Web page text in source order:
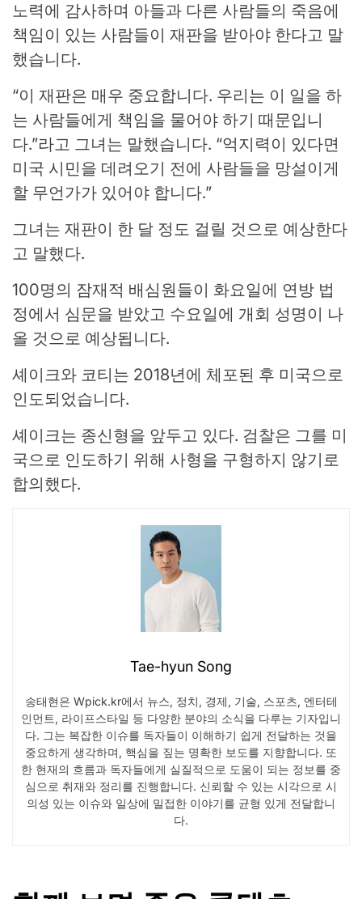
노력에 감사하며 아들과 다른 사람들의 죽음에
책임이 있는 사람들이 재판을 받아야 한다고 말
했습니다.
“이 재판은 매우 중요합니다. 우리는 이 일을 하
는 사람들에게 책임을 물어야 하기 때문입니
다.”라고 그녀는 말했습니다. “억지력이 있다면
미국 시민을 데려오기 전에 사람들을 망설이게
할 무언가가 있어야 합니다.”
그녀는 재판이 한 달 정도 걸릴 것으로 예상한다
고 말했다.
100명의 잠재적 배심원들이 화요일에 연방 법
정에서 심문을 받았고 수요일에 개회 성명이 나
올 것으로 예상됩니다.
셰이크와 코티는 2018년에 체포된 후 미국으로
인도되었습니다.
셰이크는 종신형을 앞두고 있다. 검찰은 그를 미
국으로 인도하기 위해 사형을 구형하지 않기로
합의했다.
Tae-hyun Song
송태현은 Wpick.kr에서 뉴스, 정치, 경제, 기술, 스포츠, 엔터테
인먼트, 라이프스타일 등 다양한 분야의 소식을 다루는 기자입니
다. 그는 복잡한 이슈를 독자들이 이해하기 쉽게 전달하는 것을
중요하게 생각하며, 핵심을 짚는 명확한 보도를 지향합니다. 또
한 현재의 흐름과 독자들에게 실질적으로 도움이 되는 정보를 중
심으로 취재와 정리를 진행합니다. 신뢰할 수 있는 시각으로 시
의성 있는 이슈와 일상에 밀접한 이야기를 균형 있게 전달합니
다.